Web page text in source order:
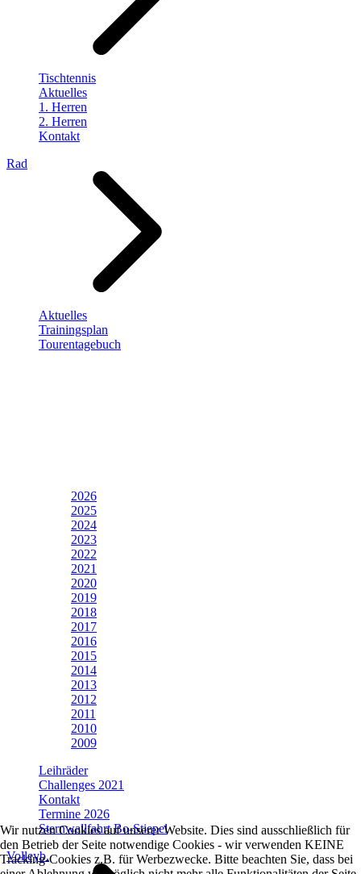
Tischtennis
Aktuelles
1. Herren
2. Herren
Kontakt
Rad
Aktuelles
Trainingsplan
Tourentagebuch
2026
2025
2024
2023
2022
2021
2020
2019
2018
2017
2016
2015
2014
2013
2012
2011
2010
2009
Leihräder
Challenges 2021
Kontakt
Termine 2026
Sternwallfahrt Bo-Stiepel
Volleyb.
Wir nutzen Cookies auf unserer Website. Dies sind ausschließlich für
den Betrieb der Seite notwendige Cookies - wir verwenden KEINE
Tracking-Cookies z.B. für Werbezwecke. Bitte beachten Sie, dass bei